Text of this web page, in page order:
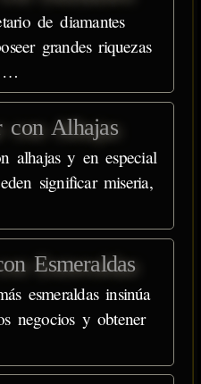
de diamantes
grandes riquezas
…
con Alhajas
alhajas y en especial
significar miseria,
Esmeraldas
esmeraldas insinúa
negocios y obtener